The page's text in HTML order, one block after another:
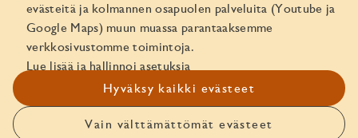
Ota yhteyttä!
evästeitä ja kolmannen osapuolen palveluita (Youtube ja
Google Maps) muun muassa parantaaksemme
verkkosivustomme toimintoja.
Lue lisää ja hallinnoi asetuksia
Hyväksy kaikki evästeet
Vain välttämättömät evästeet
Yritystunnus 1974161-8